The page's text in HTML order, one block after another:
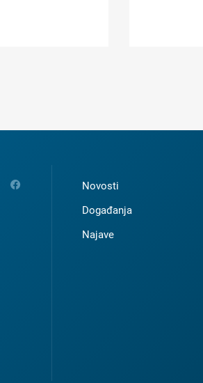
Novosti
Događanja
Najave